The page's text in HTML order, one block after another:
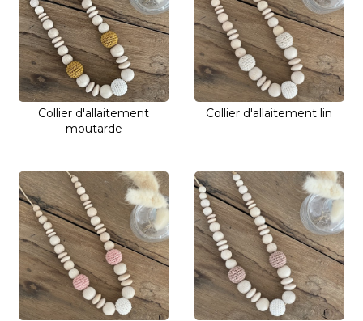
Collier d'allaitement
moutarde
Collier d'allaitement lin